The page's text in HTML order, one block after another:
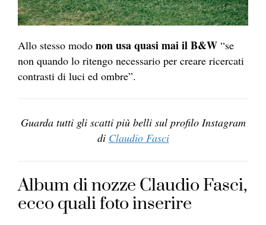
Allo stesso modo non usa quasi mai il B&W “se
non quando lo ritengo necessario per creare ricercati
contrasti di luci ed ombre”.
Guarda tutti gli scatti più belli sul profilo Instagram
di Claudio Fasci
Album di nozze Claudio Fasci,
ecco quali foto inserire